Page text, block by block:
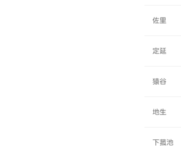
佐里
定延
猿谷
地生
下菰池